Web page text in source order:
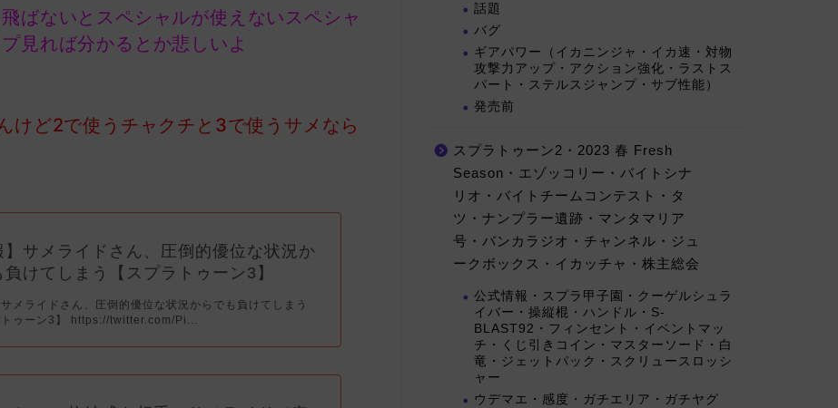
ばないとスペシャルが使えないスペシャ
見れば分かるとか悲しいよ
けど2で使うチャクチと3で使うサメなら
】サメライドさん、圧倒的優位な状況か
負けてしまう【スプラトゥーン3】
サメライドさん、圧倒的優位な状況からでも負けてしまう
トゥーン3】 https://twitter.com/Pi...
話題
バグ
ギアパワー（イカニンジャ・イカ速・対物
攻撃力アップ・アクション強化・ラストス
パート・ステルスジャンプ・サブ性能）
発売前
スプラトゥーン2・2023 春 Fresh
Season・エゾッコリー・バイトシナ
リオ・バイトチームコンテスト・タ
ツ・ナンプラー遺跡・マンタマリア
号・バンカラジオ・チャンネル・ジュ
ークボックス・イカッチャ・株主総会
公式情報・スプラ甲子園・クーゲルシュラ
イバー・操縦棍・ハンドル・S-
BLAST92・フィンセント・イベントマッ
チ・くじ引きコイン・マスターソード・白
竜・ジェットパック・スクリュースロッシ
ャー
ウデマエ・感度・ガチエリア・ガチヤグ